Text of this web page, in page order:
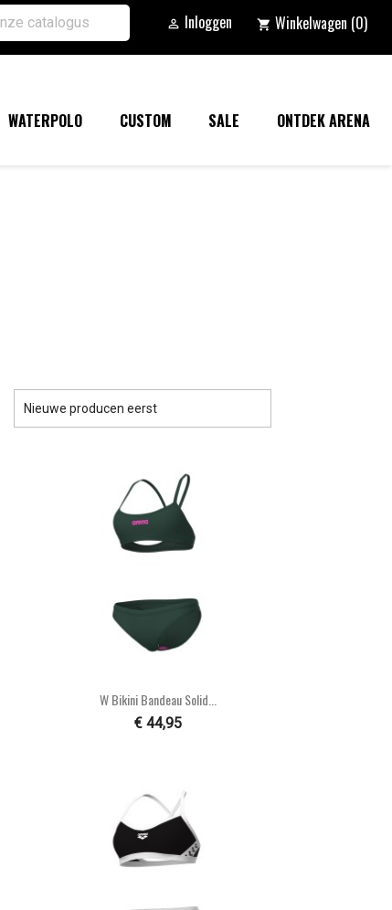
 Inloggen shopping_cart Winkelwagen (0)
WATERPOLO CUSTOM SALE ONTDEK ARENA
Nieuwe producen eerst
Snel bekijken
W Bikini Bandeau Solid...
€ 44,95